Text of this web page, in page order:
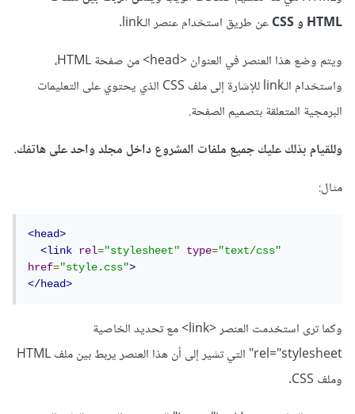
HTML و CSS
عن طريق استخدام عنصر الـlink.
ويتم وضع هذا العنصر في العنوان <head> من صفحة HTML،
واستخدام الـlink للإشارة إلى ملف CSS الذي يحتوي على التعليمات
البرمجية المتعلقة بتصميم الصفحة.
وللقيام بذلك عليك جميع ملفات المشروع داخل مجلد واحد على هاتفك.
مثال:
<head>
<link
rel="stylesheet" type="text/css"
href="style.css">
</head>
وكما ترى استخدمت العنصر <link> مع تحديد الخاصية
rel="stylesheet" التي تشير إلى أن هذا العنصر يربط بين ملف HTML
وملف CSS.